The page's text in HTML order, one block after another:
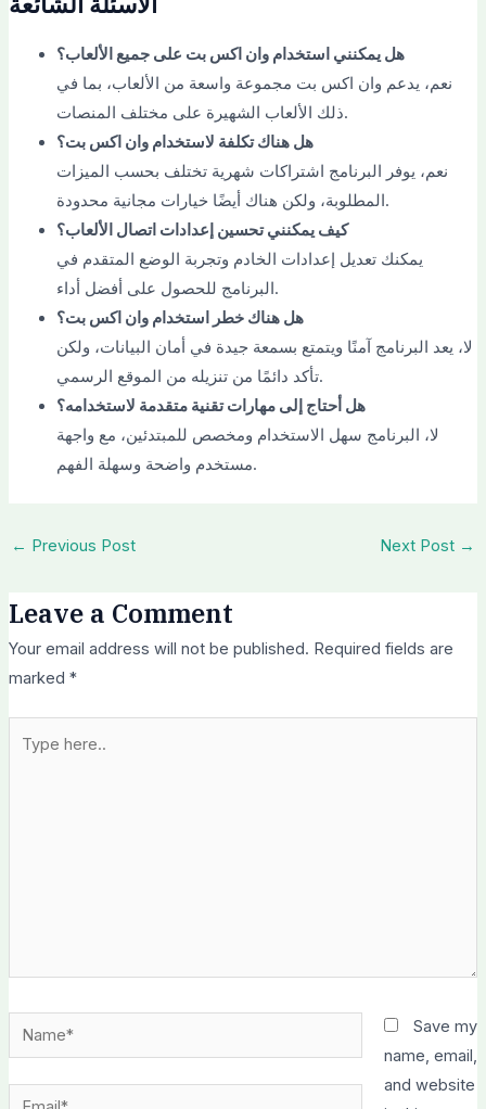
هل يمكنني استخدام وان اكس بت على جميع الألعاب؟
نعم، يدعم وان اكس بت مجموعة واسعة من الألعاب، بما في
ذلك الألعاب الشهيرة على مختلف المنصات.
هل هناك تكلفة لاستخدام وان اكس بت؟
نعم، يوفر البرنامج اشتراكات شهرية تختلف بحسب الميزات
المطلوبة، ولكن هناك أيضًا خيارات مجانية محدودة.
كيف يمكنني تحسين إعدادات اتصال الألعاب؟
يمكنك تعديل إعدادات الخادم وتجربة الوضع المتقدم في
البرنامج للحصول على أفضل أداء.
هل هناك خطر استخدام وان اكس بت؟
لا، يعد البرنامج آمنًا ويتمتع بسمعة جيدة في أمان البيانات، ولكن
تأكد دائمًا من تنزيله من الموقع الرسمي.
هل أحتاج إلى مهارات تقنية متقدمة لاستخدامه؟
لا، البرنامج سهل الاستخدام ومخصص للمبتدئين، مع واجهة
مستخدم واضحة وسهلة الفهم.
← Previous Post Next Post →
Leave a Comment
Your email address will not be published. Required fields are
marked *
here..
Name*
Email*
Save my
name, email,
and website